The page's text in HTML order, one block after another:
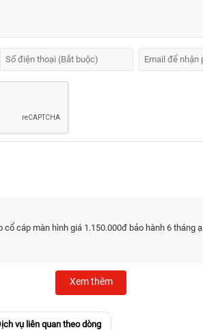
cổ cáp màn hình giá 1.150.000đ bảo hành 6 tháng ạ
Xem thêm
vụ liên quan theo dòng